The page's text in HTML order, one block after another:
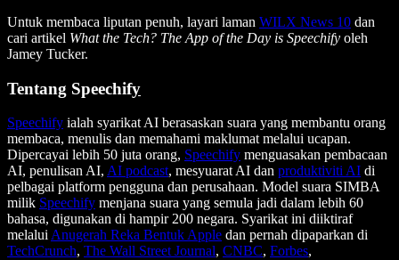
Untuk membaca liputan penuh, layari laman WILX News 10 dan
cari artikel What the Tech? The App of the Day is Speechify oleh
Jamey Tucker.
Tentang Speechify
Speechify ialah syarikat AI berasaskan suara yang membantu orang
membaca, menulis dan memahami maklumat melalui ucapan.
Dipercayai lebih 50 juta orang, Speechify menguasakan pembacaan
AI, penulisan AI, AI podcast, mesyuarat AI dan produktiviti AI di
pelbagai platform pengguna dan perusahaan. Model suara SIMBA
milik Speechify menjana suara yang semula jadi dalam lebih 60
bahasa, digunakan di hampir 200 negara. Syarikat ini diiktiraf
melalui Anugerah Reka Bentuk Apple dan pernah dipaparkan di
TechCrunch, The Wall Street Journal, CNBC, Forbes,